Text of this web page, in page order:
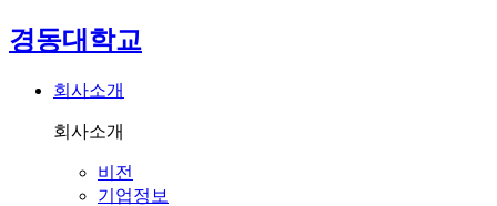
경동대학교
회사소개
회사소개
비전
기업정보